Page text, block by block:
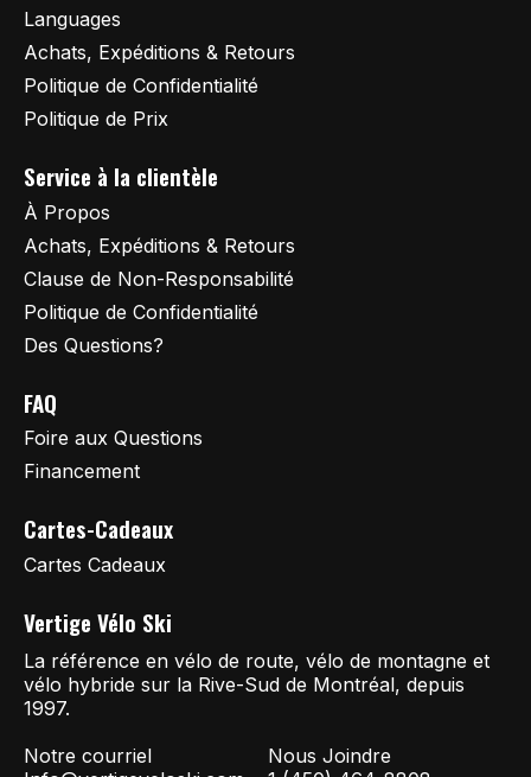
Languages
Achats, Expéditions & Retours
Politique de Confidentialité
Politique de Prix
Service à la clientèle
À Propos
Achats, Expéditions & Retours
Clause de Non-Responsabilité
Politique de Confidentialité
Des Questions?
FAQ
Foire aux Questions
Financement
Cartes-Cadeaux
Cartes Cadeaux
Vertige Vélo Ski
La référence en vélo de route, vélo de montagne et
vélo hybride sur la Rive-Sud de Montréal, depuis
1997.
Notre courriel
Nous Joindre